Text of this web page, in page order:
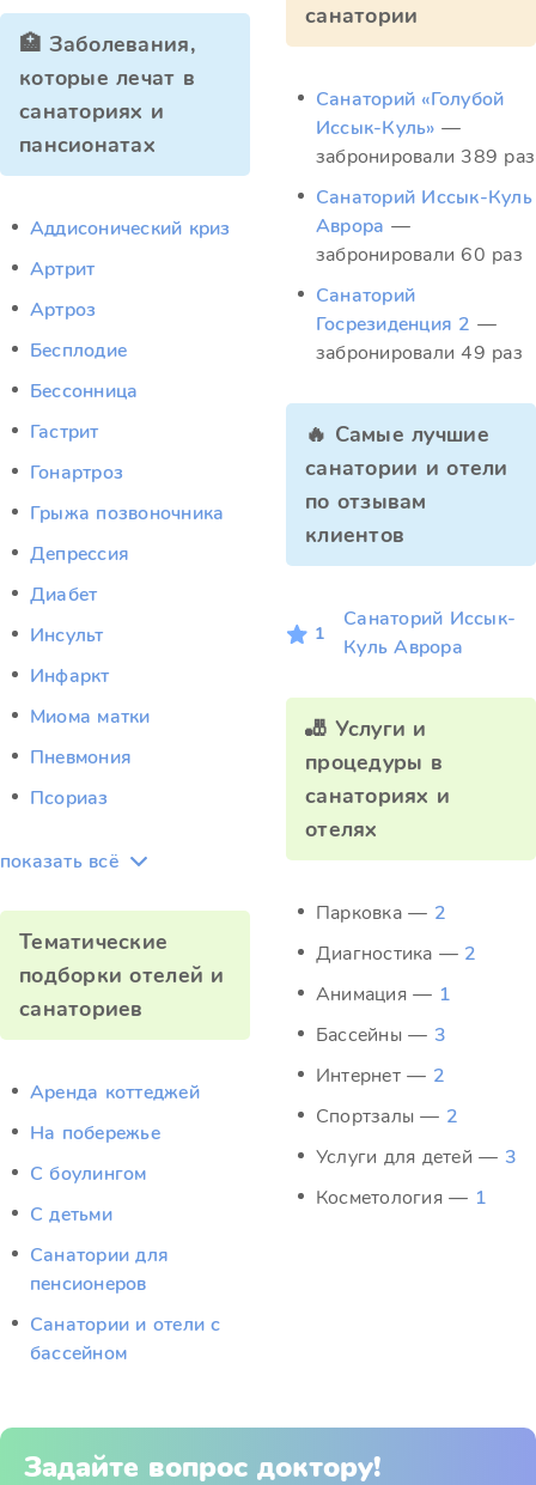
🏥 Заболевания,
которые лечат в
санаториях и
пансионатах
Аддисонический криз
Артрит
Артроз
Бесплодие
Бессонница
Гастрит
Гонартроз
Грыжа позвоночника
Депрессия
Диабет
Инсульт
Инфаркт
Миома матки
Пневмония
Псориаз
показать всё
Тематические
подборки отелей и
санаториев
Аренда коттеджей
На побережье
С боулингом
С детьми
Санатории для
пенсионеров
Санатории и отели с
бассейном
санатории
Санаторий «Голубой
Иссык-Куль» —
забронировали 389 раз
Санаторий Иссык-Куль
Аврора —
забронировали 60 раз
Санаторий
Госрезиденция 2 —
забронировали 49 раз
🔥 Самые лучшие
санатории и отели
по отзывам
клиентов
1
Санаторий Иссык-
Куль Аврора
🎳 Услуги и
процедуры в
санаториях и
отелях
Парковка — 2
Диагностика — 2
Анимация — 1
Бассейны — 3
Интернет — 2
Спортзалы — 2
Услуги для детей — 3
Косметология — 1
Задайте вопрос доктору!